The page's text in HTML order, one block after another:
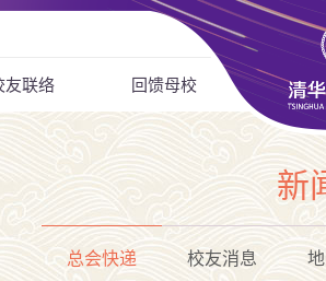
友联络 回馈母校
新
总会快递 校友消息